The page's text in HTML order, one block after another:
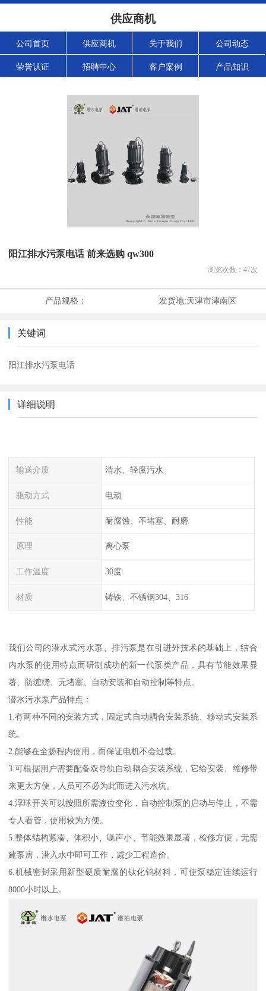
供应商机
公司首页 供应商机 关于我们 公司动态
荣誉认证 招聘中心 客户案例 产品知识
阳江排水污泵电话 前来选购 qw300
浏览次数： 47次
产品规格： 发货地:天津市津南区
关键词
阳江排水污泵电话
详细说明
输送介质 清水、轻度污水
驱动方式 电动
性能 耐腐蚀、不堵塞、耐磨
原理 离心泵
工作温度 30度
材质 铸铁、不锈钢304、316
我们公司的潜水式污水泵、排污泵是在引进外技术的基础上，结合
内水泵的使用特点而研制成功的新一代泵类产品，具有节能效果显
著、防缠绕、无堵塞、自动安装和自动控制等特点。
潜水污水泵产品特点：
1.有两种不同的安装方式，固定式自动耦合安装系统、移动式安装系
统。
2.能够在全扬程内使用，而保证电机不会过载。
3.可根据用户需要配备双导轨自动耦合安装系统，它给安装、维修带
来更大方便，人员可不必为此而进入污水坑。
4.浮球开关可以按照所需液位变化，自动控制泵的启动与停止，不需
专人看管，使用较为方便。
5.整体结构紧凑、体积小、噪声小、节能效果显著，检修方便，无需
建泵房，潜入水中即可工作，减少工程造价。
6.机械密封采用新型硬质耐腐的钛化钨材料，可使泵稳定连续运行
8000小时以上。